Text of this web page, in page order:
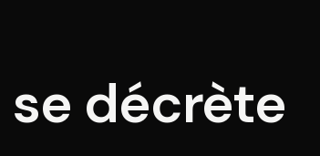
décrète